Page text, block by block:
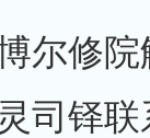
尔修
司铎